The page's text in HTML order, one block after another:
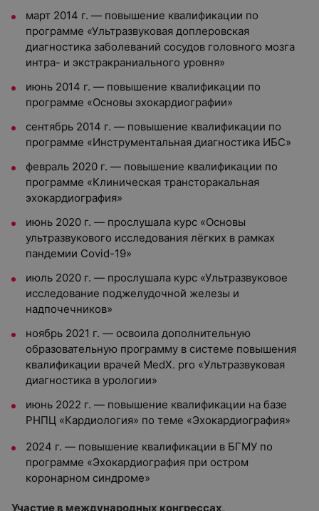
март 2014 г. — повышение квалификации по
программе «Ультразвуковая доплеровская
диагностика заболеваний сосудов головного мозга
интра- и экстракраниального уровня»
июнь 2014 г. — повышение квалификации по
программе «Основы эхокардиографии»
сентябрь 2014 г. — повышение квалификации по
программе «Инструментальная диагностика ИБС»
февраль 2020 г. — повышение квалификации по
программе «Клиническая трансторакальная
эхокардиография»
июнь 2020 г. — прослушала курс «Основы
ультразвукового исследования лёгких в рамках
пандемии Covid-19»
июль 2020 г. — прослушала курс «Ультразвуковое
исследование поджелудочной железы и
надпочечников»
ноябрь 2021 г. — освоила дополнительную
образовательную программу в системе повышения
квалификации врачей MedX. pro «Ультразвуковая
диагностика в урологии»
июнь 2022 г. — повышение квалификации на базе
РНПЦ «Кардиология» по теме «Эхокардиография»
2024 г. — повышение квалификации в БГМУ по
программе «Эхокардиография при остром
коронарном синдроме»
Участие в международных конгрессах,